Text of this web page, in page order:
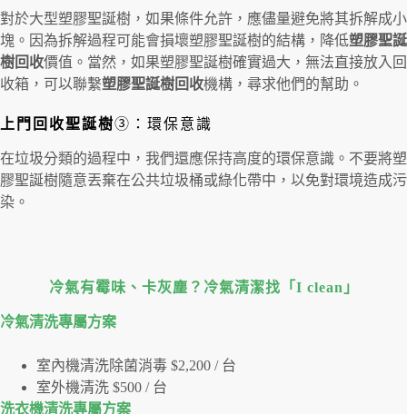
對於大型塑膠聖誕樹，如果條件允許，應儘量避免將其拆解成小
塊。因為拆解過程可能會損壞塑膠聖誕樹的結構，降低塑膠聖誕
樹回收價值。當然，如果塑膠聖誕樹確實過大，無法直接放入回
收箱，可以聯繫塑膠聖誕樹回收機構，尋求他們的幫助。
上門回收聖誕樹③：環保意識
在垃圾分類的過程中，我們還應保持高度的環保意識。不要將塑
膠聖誕樹隨意丟棄在公共垃圾桶或綠化帶中，以免對環境造成污
染。
冷氣有霉味、卡灰塵？冷氣清潔找「I clean」
冷氣清洗專屬⽅案
室內機清洗除菌消毒 $2,200 / 台
室外機清洗 $500 / 台
洗衣機清洗專屬⽅案